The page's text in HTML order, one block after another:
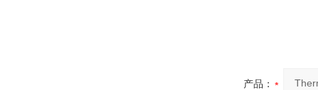
产品：